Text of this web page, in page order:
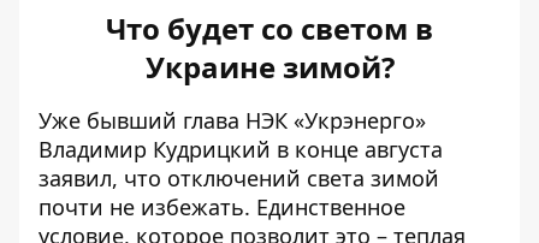
Что будет со светом в
Украине зимой?
Уже бывший глава НЭК «Укрэнерго»
Владимир Кудрицкий в конце августа
заявил, что отключений света зимой
почти не избежать. Единственное
условие, которое позволит это – теплая